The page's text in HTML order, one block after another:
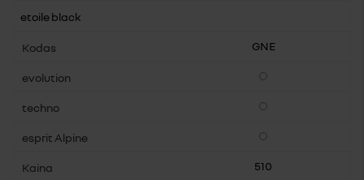
etoile black
GNE
Pasirenkama įranga
Pasirenkama įranga
Pasirenkama įranga
510